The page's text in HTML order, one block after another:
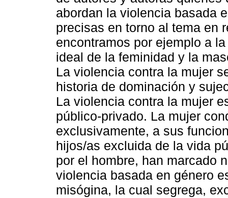
abordan la violencia basada
precisas en torno al tema en
encontramos por ejemplo a
ideal de la feminidad y la
La violencia contra la mujer
historia de dominación y
La violencia contra la mujer
público-privado. La mujer
exclusivamente, a sus
hijos/as excluida de la vida
por el hombre, han marcado
violencia basada en género
misógina, la cual segrega,